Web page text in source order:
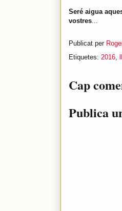
Seré aigua
vostres
Publicat per
Etiquetes: 2016
Cap
Publica